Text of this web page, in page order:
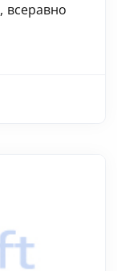
всеравно